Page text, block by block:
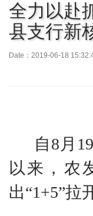
全力以赴
县支行新
Date：2019-06-18
自8月
以来，农
出“1+5”拉